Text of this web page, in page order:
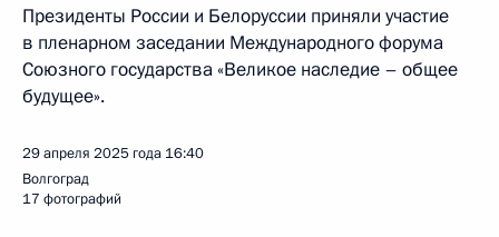
Президенты России и Белоруссии приняли участие
в пленарном заседании Международного форума
Союзного государства «Великое наследие – общее
будущее».
29 апреля 2025 года 16:40
Волгоград
17 фотографий